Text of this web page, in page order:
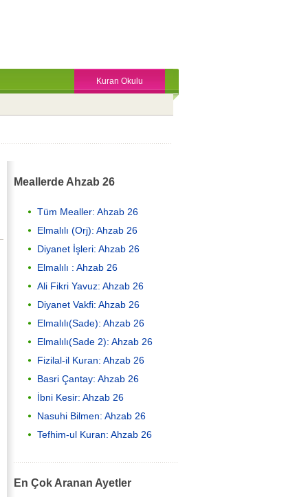
Kuran Okulu
Meallerde Ahzab 26
Tüm Mealler: Ahzab 26
Elmalılı (Orj): Ahzab 26
Diyanet İşleri: Ahzab 26
Elmalılı : Ahzab 26
Ali Fikri Yavuz: Ahzab 26
Diyanet Vakfi: Ahzab 26
Elmalılı(Sade): Ahzab 26
Elmalılı(Sade 2): Ahzab 26
Fizilal-il Kuran: Ahzab 26
Basri Çantay: Ahzab 26
İbni Kesir: Ahzab 26
Nasuhi Bilmen: Ahzab 26
Tefhim-ul Kuran: Ahzab 26
En Çok Aranan Ayetler